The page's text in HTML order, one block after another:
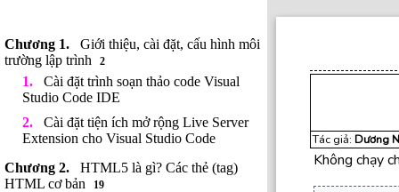
Giới thiệu, cài đặt, cấu hình môi
trường lập trình
2
Cài đặt trình soạn thảo code Visual
Studio Code IDE
Cài đặt tiện ích mở rộng Live Server
Extension cho Visual Studio Code
HTML5 là gì? Các thẻ (tag)
HTML cơ bản
19
Tác giả: Dương
Không chạy